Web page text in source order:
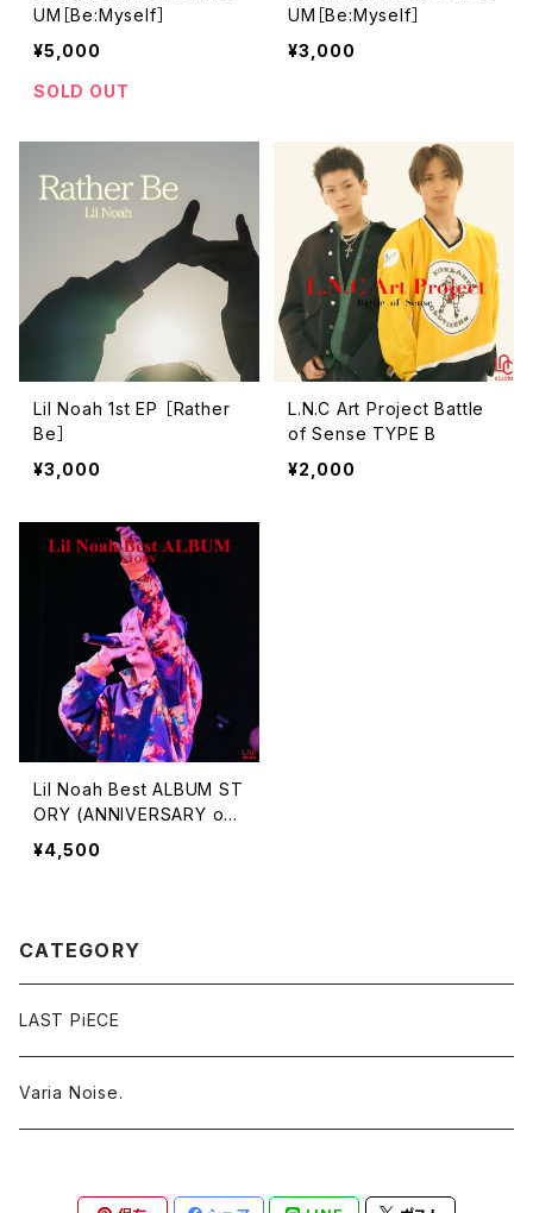
UM［Be:Myself］
¥5,000
SOLD OUT
UM［Be:Myself］
¥3,000
Lil Noah 1st EP ［Rather
Be］
¥3,000
L.N.C Art Project Battle
of Sense TYPE B
¥2,000
Lil Noah Best ALBUM ST
ORY (ANNIVERSARY on
e-man LiveDVD付き)
¥4,500
CATEGORY
LAST PiECE
Varia Noise.